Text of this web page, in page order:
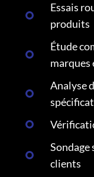
Essais
produits
Étude
marques
Analyse
Sondage
clients